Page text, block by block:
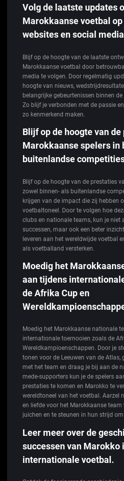
Volg de laatste updates
Marokkaanse voetbal
websites en social
Blijf op de hoogte van de laatste
Marokkaanse voetbal door
media te volgen. Door regelmatig
hoogte van nieuws,
belangrijke gebeurtenissen binnen
Zo blijf je verbonden met de passie
zo kenmerkend maken.
Blijf op de hoogte van
Marokkaanse spelers in
buitenlandse
Blijf op de hoogte van de prestaties
zowel binnen- als buitenlandse
krijgen van de impact die zij hebben
voetbaltoneel. Door te volgen hoe
clubs en nationale teams, kun je niet
successen, maar ook een beter
leveren aan het wereldwijde voetbal
als voetballand versterken.
Moedig het
aan tijdens
de Afrika Cup en
Moedig het Marokkaanse nationale
internationale toernooien zoals de
Wereldkampioenschappen. Door je
tonen voor de Leeuwen van de
met het team en draag je bij aan de
mede-supporters kun je de spelers
prestaties te komen en Marokko te
wereldtoneel van het voetbal. Aarzel
en liefde voor het Marokkaanse team
juichen en te steunen in hun strijd
Leer meer over de
successen van Marokko
internationale voetbal.